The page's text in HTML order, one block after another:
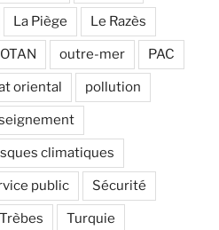
La Piège Le Razès
OTAN outre-mer PAC
oriental pollution
climatiques
public Sécurité
Trèbes Turquie